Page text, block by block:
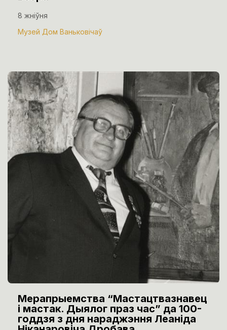
8 жніўня
Музей Дом Ваньковічаў
Мерапрыемства “Мастацтвазнавец
і мастак. Дыялог праз час” да 100-
годдзя з дня нараджэння Леаніда